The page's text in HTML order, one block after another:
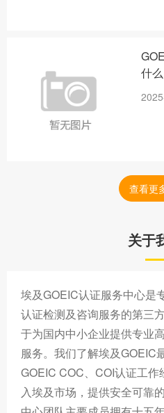
什
查看更
关于
埃及GOEIC认证服务中心是
认证检测及咨询服务的第三
于为国内中小企业提供专业
服务。我们了解埃及GOEIC
GOEIC COC、COI认证工
入埃及市场，提供安全可靠